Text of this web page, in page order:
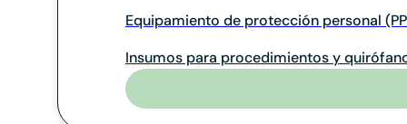
Equipamiento de protección personal
Insumos para procedimientos y